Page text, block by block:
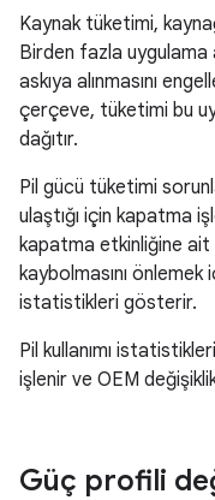
Kaynak tüketimi,
Birden fazla uygulama
askıya alınmasını
çerçeve, tüketimi bu
dağıtır.
Pil gücü tüketimi
ulaştığı için kapatma
kapatma etkinliğine ait
kaybolmasını
istatistikleri gösterir.
Pil kullanımı
işlenir ve OEM
Güç profili